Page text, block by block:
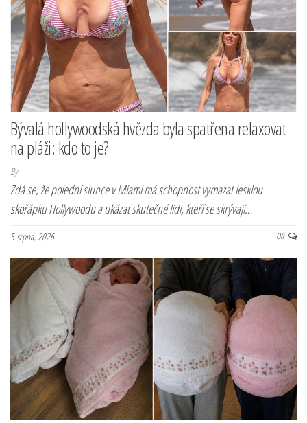
Bývalá hollywoodská hvězda byla spatřena relaxovat
na pláži: kdo to je?
By
Zdá se, že polední slunce v Miami má schopnost vymazat lesklou
skořápku Hollywoodu a ukázat skutečné lidi, kteří se skrývají…
5 srpna, 2026 Off